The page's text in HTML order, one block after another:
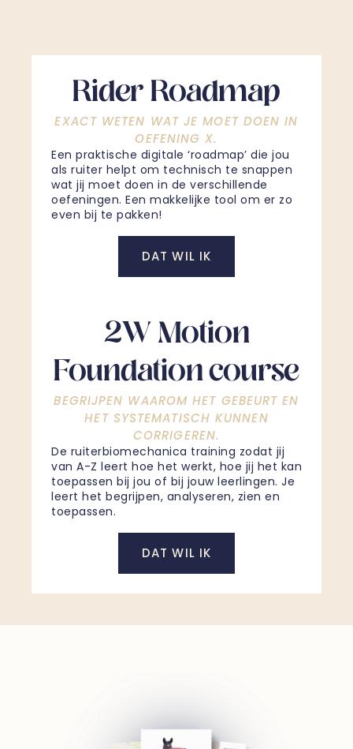
Rider Roadmap
EXACT WETEN WAT JE MOET DOEN IN
OEFENING X.
Een praktische digitale ‘roadmap’ die jou
als ruiter helpt om technisch te snappen
wat jij moet doen in de verschillende
oefeningen. Een makkelijke tool om er zo
even bij te pakken!
DAT WIL IK
2W Motion
Foundation course
BEGRIJPEN WAAROM HET GEBEURT EN
HET SYSTEMATISCH KUNNEN
CORRIGEREN.
De ruiterbiomechanica training zodat jij
van A-Z leert hoe het werkt, hoe jij het kan
toepassen bij jou of bij jouw leerlingen. Je
leert het begrijpen, analyseren, zien en
toepassen.
DAT WIL IK